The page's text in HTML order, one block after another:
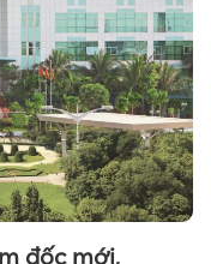
đốc mới,